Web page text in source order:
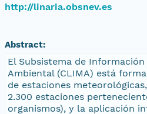
http://linaria.obsnev.es
Abstract:
El Subsistema de
Ambiental (CLIMA) está
de estaciones
2.300 estaciones
organismos), y la aplicación